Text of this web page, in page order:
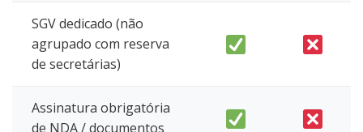
SGV dedicado (não
agrupado com reserva
de secretárias)
Assinatura obrigatória
de NDA / documentos